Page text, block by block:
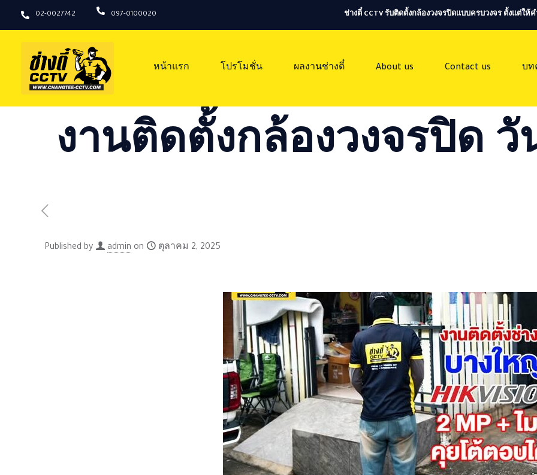
02-0027742 097-0100020 ช่างตี๋ CCTV รับติดตั้งกล้องวงจรปิดแบบครบวงจร ตั้งแต่
หน้าแรก โปรโมชั่น ผลงานช่างตี๋ About us Contact us บท
งานติดตั้งกล้องวงจรปิด วั
Published by admin on ตุลาคม 2, 2025